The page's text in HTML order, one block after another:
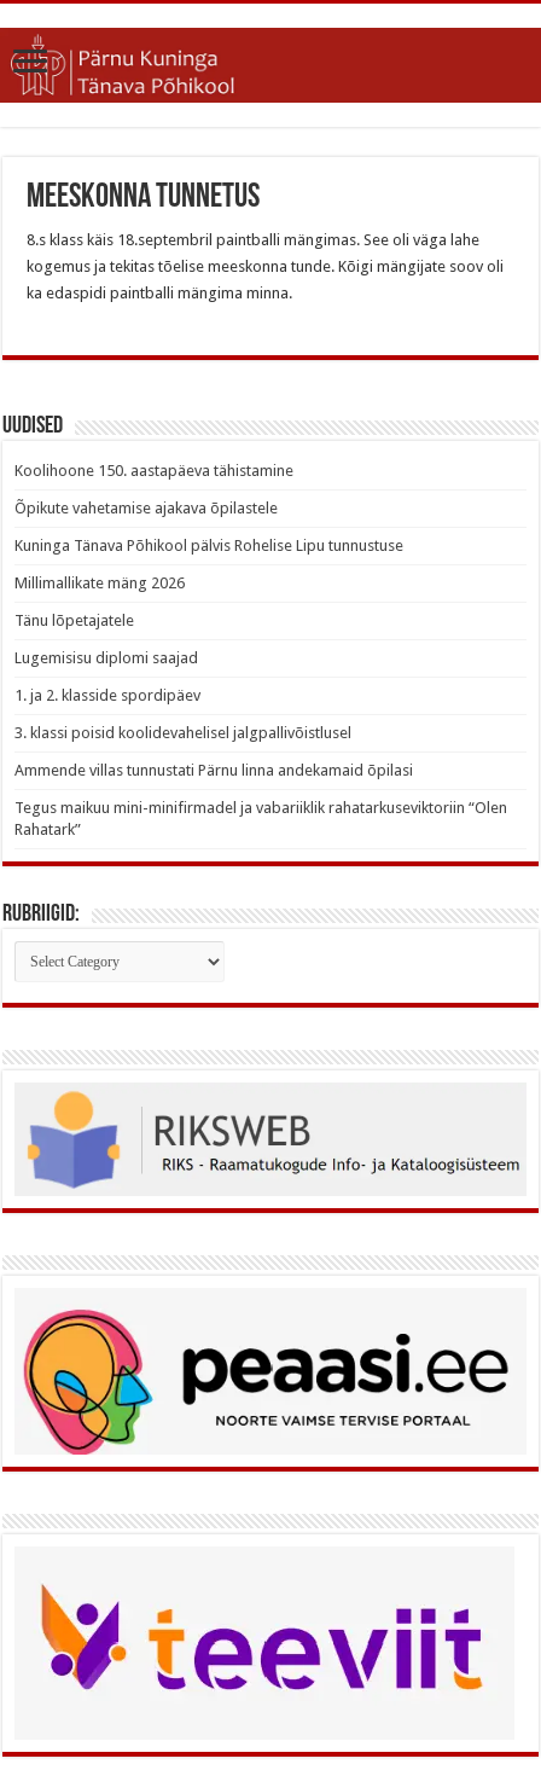
Meeskonna tunnetus
8.s klass käis 18.septembril paintballi mängimas. See oli väga lahe
kogemus ja tekitas tõelise meeskonna tunde. Kõigi mängijate soov oli
ka edaspidi paintballi mängima minna.
Uudised
Koolihoone 150. aastapäeva tähistamine
Õpikute vahetamise ajakava õpilastele
Kuninga Tänava Põhikool pälvis Rohelise Lipu tunnustuse
Millimallikate mäng 2026
Tänu lõpetajatele
Lugemisisu diplomi saajad
1. ja 2. klasside spordipäev
3. klassi poisid koolidevahelisel jalgpallivõistlusel
Ammende villas tunnustati Pärnu linna andekamaid õpilasi
Tegus maikuu mini-minifirmadel ja vabariiklik rahatarkuseviktoriin “Olen
Rahatark”
Rubriigid:
Rubriigid: